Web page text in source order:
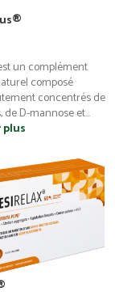
un complément
composé
concentrés de
D-mannose et...